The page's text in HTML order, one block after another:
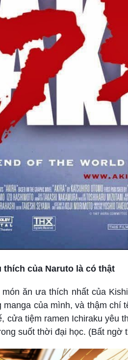
thích của Naruto là có thật
ăn ưa thích nhất của
manga của mình, và thậm chí
cửa tiệm ramen Ichiraku yêu
suốt thời đại học. (Bất ngờ